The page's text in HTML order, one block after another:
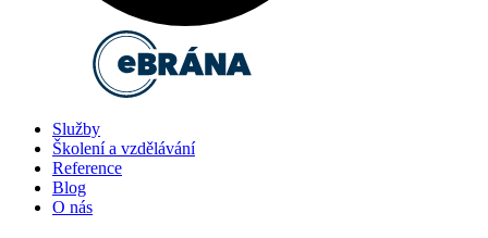
Služby
Školení a vzdělávání
Reference
Blog
O nás